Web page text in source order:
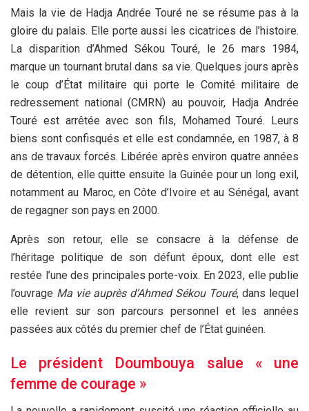
Mais la vie de Hadja Andrée Touré ne se résume pas à la
gloire du palais. Elle porte aussi les cicatrices de l’histoire.
La disparition d’Ahmed Sékou Touré, le 26 mars 1984,
marque un tournant brutal dans sa vie. Quelques jours après
le coup d’État militaire qui porte le Comité militaire de
redressement national (CMRN) au pouvoir, Hadja Andrée
Touré est arrêtée avec son fils, Mohamed Touré. Leurs
biens sont confisqués et elle est condamnée, en 1987, à 8
ans de travaux forcés. Libérée après environ quatre années
de détention, elle quitte ensuite la Guinée pour un long exil,
notamment au Maroc, en Côte d’Ivoire et au Sénégal, avant
de regagner son pays en 2000.
Après son retour, elle se consacre à la défense de
l’héritage politique de son défunt époux, dont elle est
restée l’une des principales porte-voix. En 2023, elle publie
l’ouvrage Ma vie auprès d’Ahmed Sékou Touré, dans lequel
elle revient sur son parcours personnel et les années
passées aux côtés du premier chef de l’État guinéen.
Le président Doumbouya salue « une
femme de courage »